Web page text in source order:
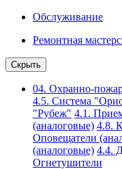
Обслуживание
Ремонтная
Скрыть
04. Охранно-
4.5. Система
"Рубеж" 4.1.
(аналоговые) 4.8.
Оповещатели
(аналоговые) 4.4.
Огнетушители